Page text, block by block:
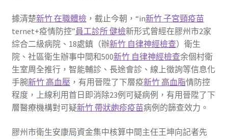
據清楚新竹 在職體檢，截止今朝，“in新竹 子宮頸疫苗
ternet+疫情防控”員工診所 健檢新形式曾經在膠州市2家
綜合二級病院、18處鎮（辦新竹 自律神經檢查）衛生
院、社區衛生辦事中間和500新竹 自律神經檢查余個村衛
生室周全推行，智能輔診、長途會診、線上徵詢等信息化
手腕新竹 高血壓 ，有用晉陞了下層疫新竹 高血脂情防控
程度，上線利用首日即消除23例可疑病例，有用晉陞了下
層醫療機構對可疑新竹 帶狀皰疹疫苗病例的篩查效力。
膠州市衛生安康局資金集中核算中間主任王坤向記者先